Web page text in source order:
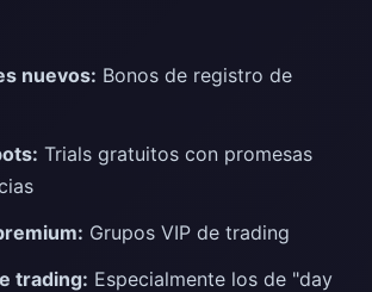
nuevos: Bonos de registro de
Trials gratuitos con promesas
Grupos VIP de trading
trading: Especialmente los de "day